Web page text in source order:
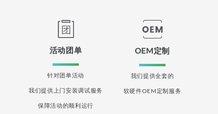
活动团单
针对团单活动
我们提供上门安装调试服务
保障活动的顺利运行
OEM定制
我们提供全套的
软硬件OEM定制服务